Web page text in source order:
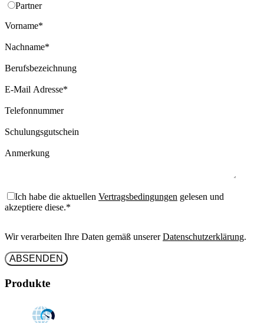
Partner
Vorname*
Nachname*
Berufsbezeichnung
E-Mail Adresse*
Telefonnummer
Schulungsgutschein
Anmerkung
Ich habe die aktuellen Vertragsbedingungen gelesen und
akzeptiere diese.*
Wir verarbeiten Ihre Daten gemäß unsererDatenschutzerklärung.
Produkte